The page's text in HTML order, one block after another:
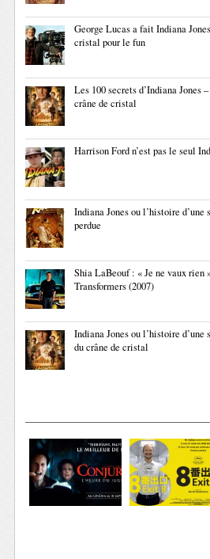
George Lucas a fait Indiana
cristal pour le fun
Les 100 secrets d’Indiana Jones
crâne de cristal
Harrison Ford n’est pas le seul
Indiana Jones ou l’histoire d’une
perdue
Shia LaBeouf : « Je ne vaux rien
Transformers (2007)
Indiana Jones ou l’histoire
du crâne de cristal